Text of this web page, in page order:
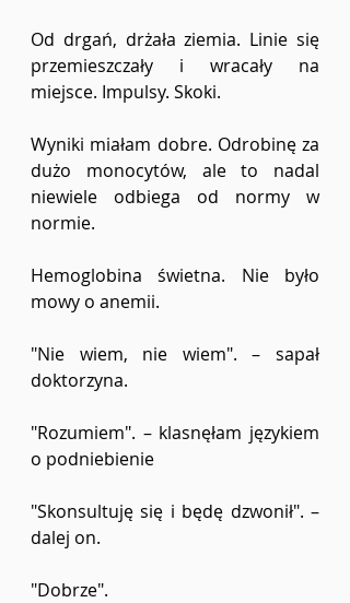
Od drgań, drżała ziemia. Linie się
przemieszczały i wracały na
miejsce. Impulsy. Skoki.
Wyniki miałam dobre. Odrobinę za
dużo monocytów, ale to nadal
niewiele odbiega od normy w
normie.
Hemoglobina świetna. Nie było
mowy o anemii.
"Nie wiem, nie wiem". – sapał
doktorzyna.
"Rozumiem". – klasnęłam językiem
o podniebienie
"Skonsultuję się i będę dzwonił". –
dalej on.
"Dobrze".